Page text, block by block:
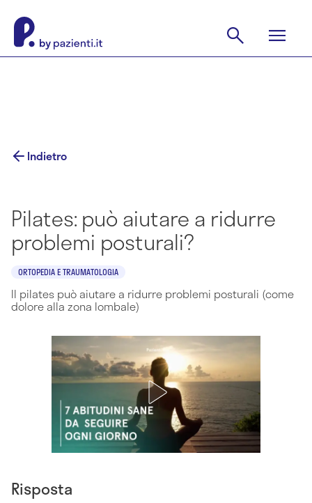
Indietro
Pilates: può aiutare a ridurre
problemi posturali?
ORTOPEDIA E TRAUMATOLOGIA
Il pilates può aiutare a ridurre problemi posturali (come
dolore alla zona lombale)
Risposta